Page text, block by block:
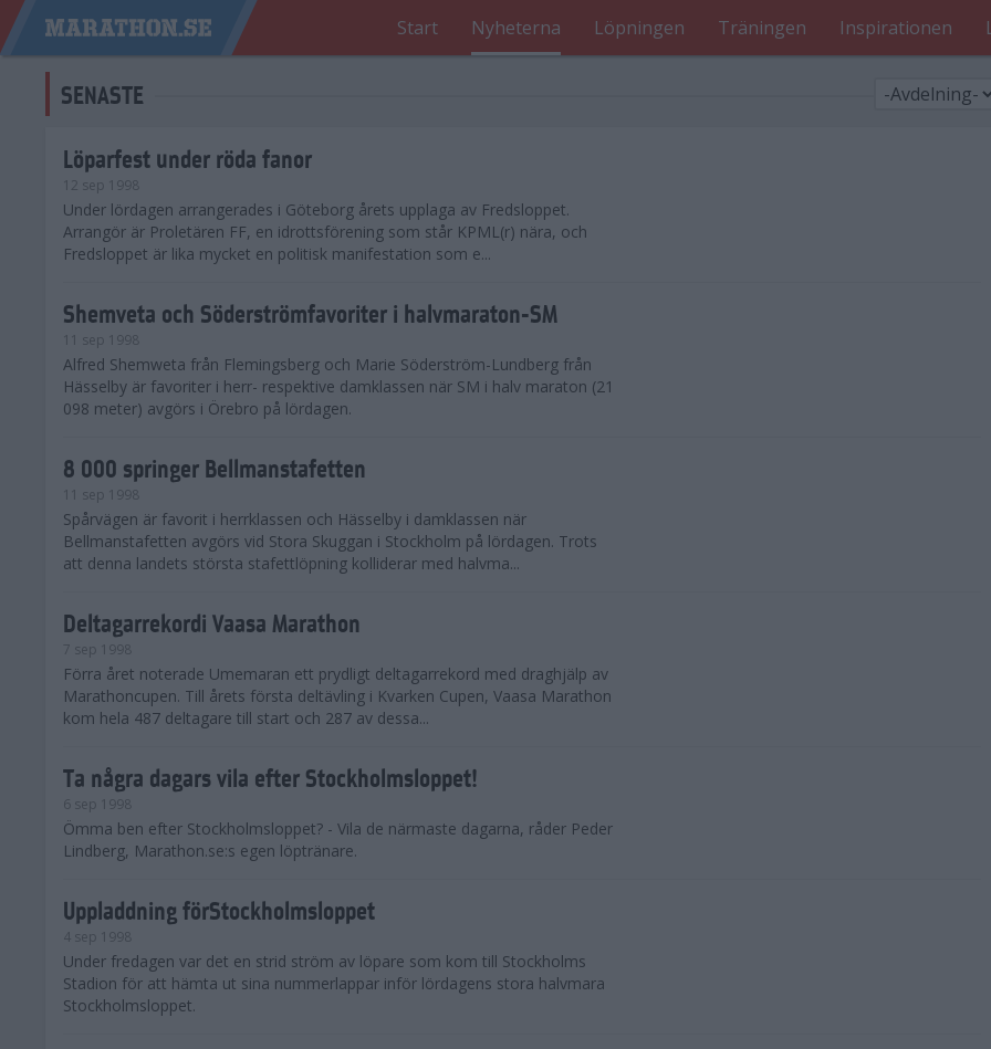
Start Nyheterna Löpningen Träningen Inspirationen
SENASTE
Löparfest under röda fanor
12 sep 1998
Under lördagen arrangerades i Göteborg årets upplaga av Fredsloppet.
Arrangör är Proletären FF, en idrottsförening som står KPML(r) nära, och
Fredsloppet är lika mycket en politisk manifestation som e...
Shemveta och Söderströmfavoriter i halvmaraton-SM
11 sep 1998
Alfred Shemweta från Flemingsberg och Marie Söderström-Lundberg från
Hässelby är favoriter i herr- respektive damklassen när SM i halv maraton (21
098 meter) avgörs i Örebro på lördagen.
8 000 springer Bellmanstafetten
11 sep 1998
Spårvägen är favorit i herrklassen och Hässelby i damklassen när
Bellmanstafetten avgörs vid Stora Skuggan i Stockholm på lördagen. Trots
att denna landets största stafettlöpning kolliderar med halvma...
Deltagarrekordi Vaasa Marathon
7 sep 1998
Förra året noterade Umemaran ett prydligt deltagarrekord med draghjälp av
Marathoncupen. Till årets första deltävling i Kvarken Cupen, Vaasa Marathon
kom hela 487 deltagare till start och 287 av dessa...
Ta några dagars vila efter Stockholmsloppet!
6 sep 1998
Ömma ben efter Stockholmsloppet? - Vila de närmaste dagarna, råder Peder
Lindberg, Marathon.se:s egen löptränare.
Uppladdning förStockholmsloppet
4 sep 1998
Under fredagen var det en strid ström av löpare som kom till Stockholms
Stadion för att hämta ut sina nummerlappar inför lördagens stora halvmara
Stockholmsloppet.